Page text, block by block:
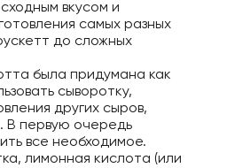
вкусом и
самых разных
до сложных
была придумана как
сыворотку,
других сыров,
В первую очередь
все необходимое.
лимонная кислота (или